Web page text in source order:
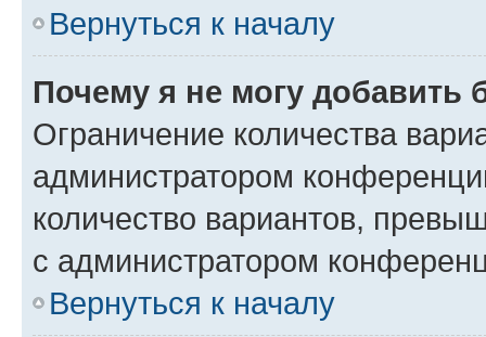
Вернуться к началу
Почему я не могу добавить
Ограничение количества
администратором
количество вариантов,
с администратором
Вернуться к началу